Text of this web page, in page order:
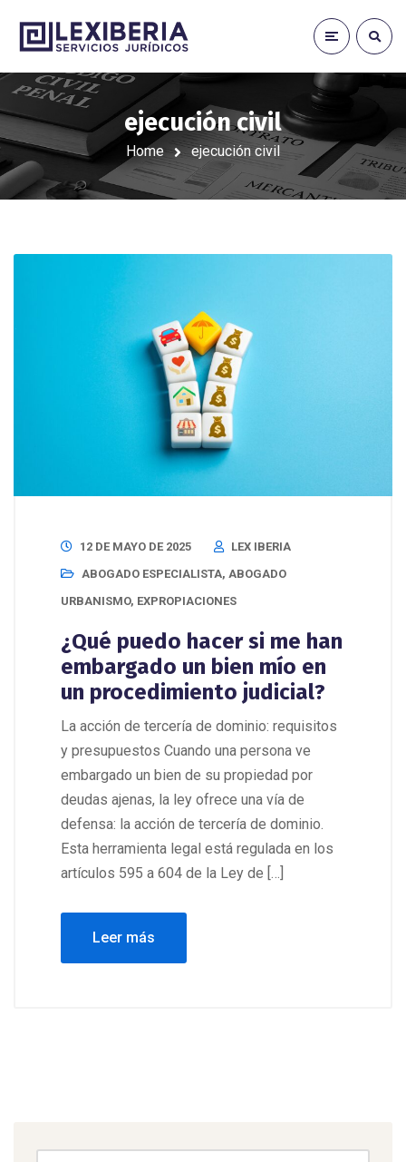
ejecución civil
Home ejecución civil
12 DE MAYO DE 2025
LEX IBERIA
ABOGADO ESPECIALISTA, ABOGADO
URBANISMO, EXPROPIACIONES
¿Qué puedo hacer si me han
embargado un bien mío en
un procedimiento judicial?
La acción de tercería de dominio: requisitos
y presupuestos Cuando una persona ve
embargado un bien de su propiedad por
deudas ajenas, la ley ofrece una vía de
defensa: la acción de tercería de dominio.
Esta herramienta legal está regulada en los
artículos 595 a 604 de la Ley de […]
Leer más